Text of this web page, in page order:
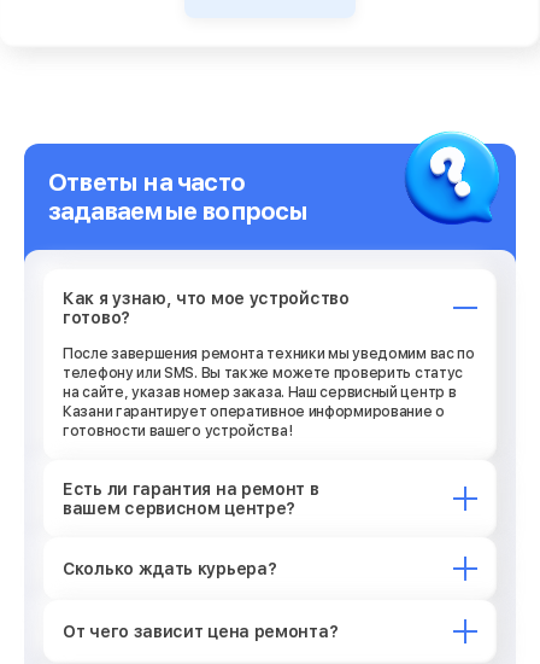
Ответы на часто
задаваемые вопросы
Как я узнаю, что мое устройство
готово?
После завершения ремонта техники мы уведомим вас по
телефону или SMS. Вы также можете проверить статус
на сайте, указав номер заказа. Наш сервисный центр в
Казани гарантирует оперативное информирование о
готовности вашего устройства!
Есть ли гарантия на ремонт в
вашем сервисном центре?
Сколько ждать курьера?
От чего зависит цена ремонта?